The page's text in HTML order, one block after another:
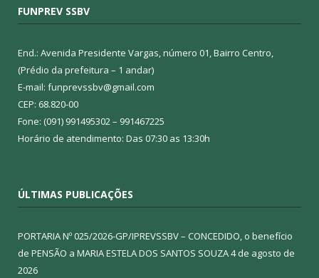
FUNPREV SSBV
End.: Avenida Presidente Vargas, número 01, Bairro Centro,
(Prédio da prefeitura – 1 andar)
E-mail: funprevssbv@gmail.com
CEP: 68.820-00
Fone: (091) 991495302 – 991467225
Horário de atendimento: Das 07:30 as 13:30h
ÚLTIMAS PUBLICAÇÕES
PORTARIA Nº 025/2026-GP/IPREVSSBV – CONCEDIDO, o benefício
de PENSÃO a MARIA ESTELA DOS SANTOS SOUZA4 de agosto de
2026